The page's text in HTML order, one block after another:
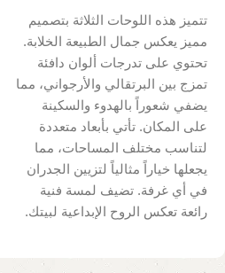
تتميز هذه اللوحات الثلاثة بتصميم
مميز يعكس جمال الطبيعة الخلابة.
تحتوي على تدرجات ألوان دافئة
تمزج بين البرتقالي والأرجواني، مما
يضفي شعوراً بالهدوء والسكينة
على المكان. تأتي بأبعاد متعددة
لتناسب مختلف المساحات، مما
يجعلها خياراً مثالياً لتزيين الجدران
في أي غرفة. تضيف لمسة فنية
رائعة تعكس الروح الإبداعية لبيتك.